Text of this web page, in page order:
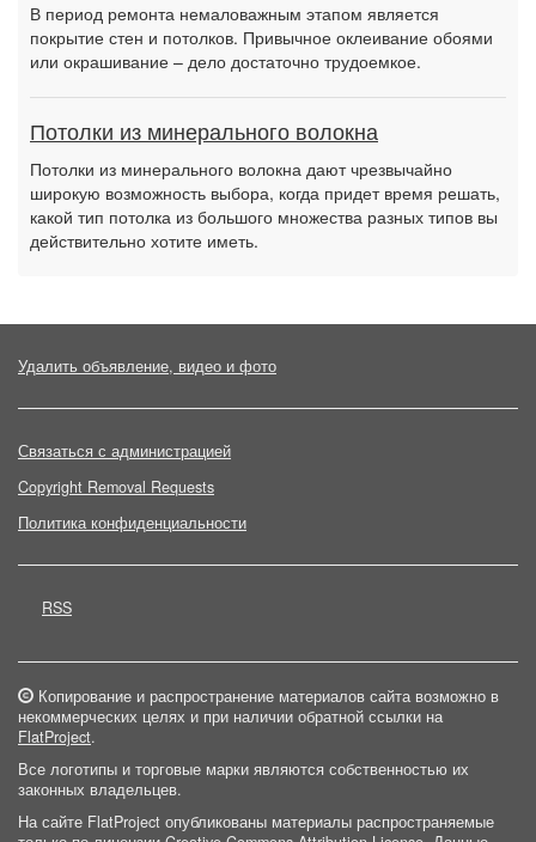
В период ремонта немаловажным этапом является
покрытие стен и потолков. Привычное оклеивание обоями
или окрашивание – дело достаточно трудоемкое.
Потолки из минерального волокна
Потолки из минерального волокна дают чрезвычайно
широкую возможность выбора, когда придет время решать,
какой тип потолка из большого множества разных типов вы
действительно хотите иметь.
Удалить объявление, видео и фото
Связаться с администрацией
Copyright Removal Requests
Политика конфиденциальности
RSS
Копирование и распространение материалов сайта возможно в
некоммерческих целях и при наличии обратной ссылки на
FlatProject.
Все логотипы и торговые марки являются собственностью их
законных владельцев.
На сайте FlatProject опубликованы материалы распространяемые